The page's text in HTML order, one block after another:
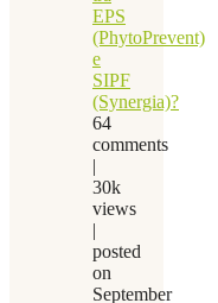
EPS
(PhytoPrevent)
e
SIPF
(Synergia)?
64
comments
|
30k
views
|
posted
on
September